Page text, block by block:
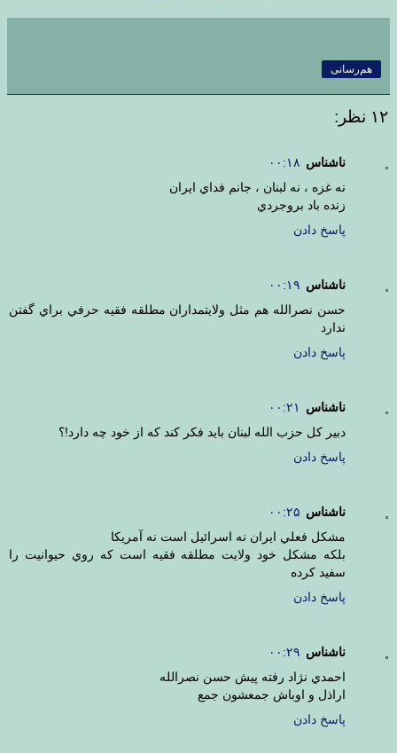
هم‌رسانی
۱۲ نظر:
ناشناس ۰۰:۱۸
نه غزه ، نه لبنان ، جانم فداي ايران
زنده باد بروجردي
پاسخ دادن
ناشناس ۰۰:۱۹
حسن نصرالله هم مثل ولايتمداران مطلقه فقيه حرفي براي گفتن
ندارد
پاسخ دادن
ناشناس
۰۰:۲۱
دبير کل حزب الله لبنان بايد فکر کند که از خود چه دارد!؟
پاسخ دادن
ناشناس ۰۰:۲۵
مشکل فعلي ايران نه اسرائيل است نه آمريکا
بلکه مشکل خود ولايت مطلقه فقيه است که روي حيوانيت را
سفيد کرده
پاسخ دادن
ناشناس ۰۰:۲۹
احمدي نژاد رفته پيش حسن نصرالله
اراذل و اوباش جمعشون جمع
پاسخ دادن